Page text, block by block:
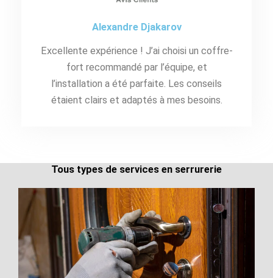
Alexandre Djakarov
Excellente expérience ! J’ai choisi un coffre-
fort recommandé par l’équipe, et
l’installation a été parfaite. Les conseils
étaient clairs et adaptés à mes besoins.
Tous types de services en serrurerie